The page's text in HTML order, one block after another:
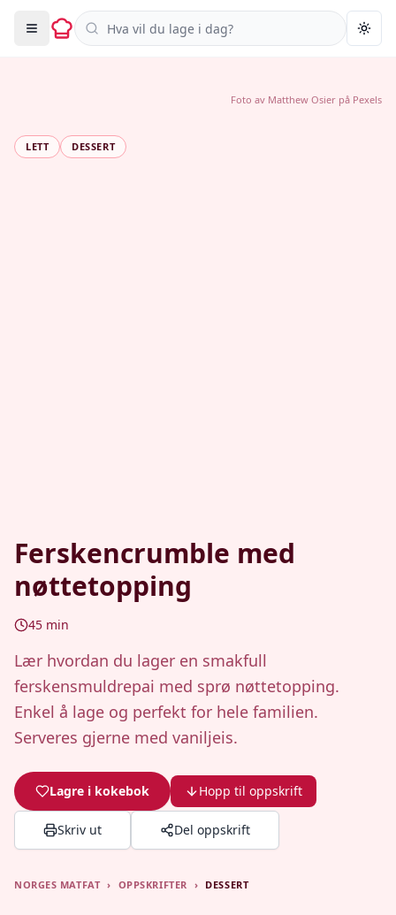
Søk i oppskrifter
LETT DESSERT
Ferskencrumble med
nøttetopping
45 min
Lær hvordan du lager en smakfull
ferskensmuldrepai med sprø nøttetopping.
Enkel å lage og perfekt for hele familien.
Serveres gjerne med vaniljeis.
Lagre i kokebok Hopp til oppskrift
Skriv ut Del oppskrift
Foto av Matthew Osier på Pexels
NORGES MATFAT › OPPSKRIFTER › DESSERT